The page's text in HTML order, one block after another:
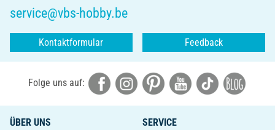
service@vbs-hobby.be
Kontaktformular Feedback
Folge uns auf:
ÜBER UNS
SERVICE